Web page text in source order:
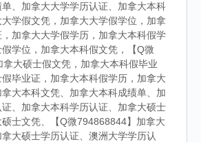
、加拿大大学学历认证、加拿大本科
学假文凭，加拿大大学假学位，加拿
加拿大大学假学历，加拿大本科假学
学位，加拿大本科假文凭，【Q微
大硕士假文凭，加拿大本科假毕业
毕业证，加拿大本科假学历，加拿大
大本科文凭、加拿大本科成绩单、加
、加拿大本科学历认证、加拿大硕士
士文凭、【Q微794868844】加拿大
大硕士学历认证、澳洲大学学历认